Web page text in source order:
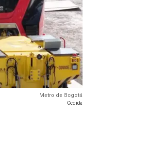
Metro de Bogotá
- Cedida